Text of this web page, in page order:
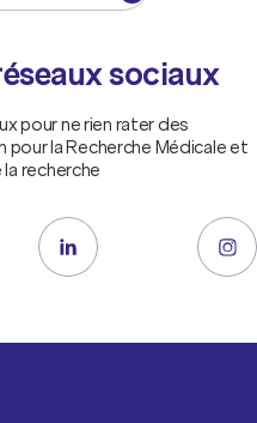
sociaux
pour ne rien rater des
la Recherche Médicale et
recherche